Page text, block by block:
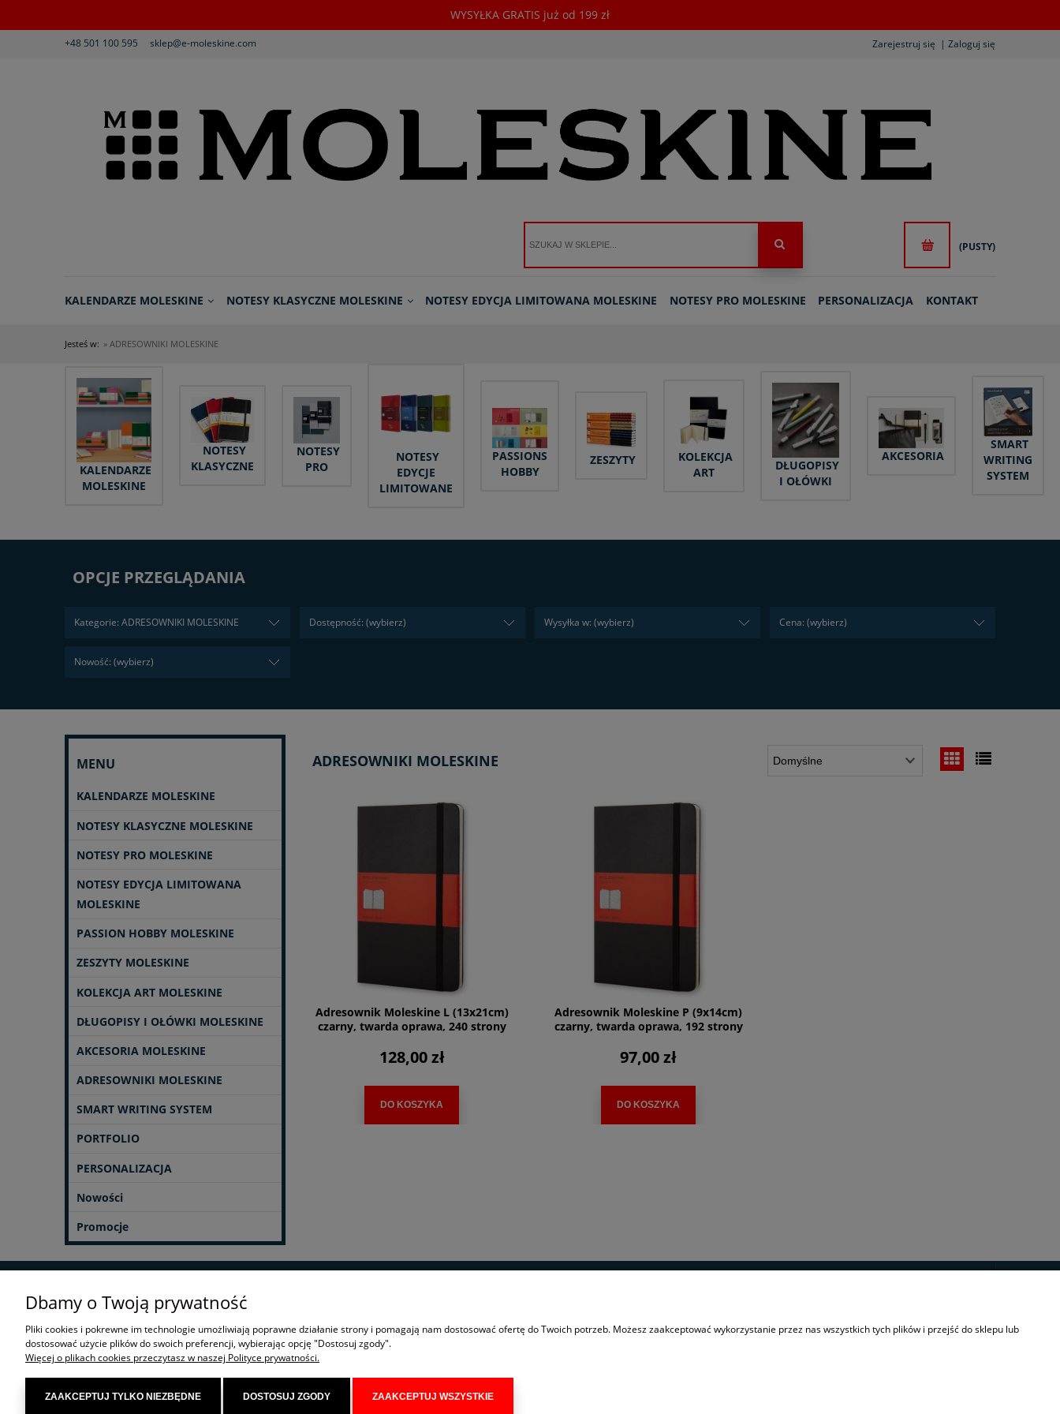
WYSYŁKA GRATIS już od 199 zł
Zarejestruj się Zaloguj się
+48 501 100 595 sklep@e-moleskine.com
(PUSTY)
KALENDARZE MOLESKINE NOTESY KLASYCZNE MOLESKINE NOTESY EDYCJA LIMITOWANA MOLESKINE NOTESY PRO MOLESKINE PERSONALIZACJA KONTAKT
REGULAMIN
Jesteś w: » ADRESOWNIKI MOLESKINE
KALENDARZE
MOLESKINE
NOTESY
KLASYCZNE
NOTESY
PRO
NOTESY
EDYCJE
LIMITOWANE
PASSIONS
HOBBY
ZESZYTY
KOLEKCJA
ART
DŁUGOPISY
I OŁÓWKI
AKCESORIA
SMART
WRITING
SYSTEM
OPCJE PRZEGLĄDANIA
Kategorie: ADRESOWNIKI MOLESKINE Dostępność: (wybierz) Wysyłka w: (wybierz) Cena: (wybierz)
Nowość: (wybierz)
MENU
KALENDARZE MOLESKINE
NOTESY KLASYCZNE MOLESKINE
NOTESY PRO MOLESKINE
NOTESY EDYCJA LIMITOWANA
MOLESKINE
PASSION HOBBY MOLESKINE
ZESZYTY MOLESKINE
KOLEKCJA ART MOLESKINE
DŁUGOPISY I OŁÓWKI MOLESKINE
AKCESORIA MOLESKINE
ADRESOWNIKI MOLESKINE
SMART WRITING SYSTEM
PORTFOLIO
PERSONALIZACJA
Nowości
Promocje
ADRESOWNIKI MOLESKINE
Adresownik Moleskine L (13x21cm)
czarny, twarda oprawa, 240 strony
128,00 zł
DO KOSZYKA
Adresownik Moleskine P (9x14cm)
czarny, twarda oprawa, 192 strony
97,00 zł
DO KOSZYKA
POMOC MOJE KONTO
Przechowalnia
INFORMACJE
Dbamy o Twoją prywatność
Pliki cookies i pokrewne im technologie umożliwiają poprawne działanie strony i pomagają nam dostosować ofertę do Twoich potrzeb. Możesz zaakceptować wykorzystanie przez nas wszystkich tych plików i przejść do sklepu lub
dostosować użycie plików do swoich preferencji, wybierając opcję "Dostosuj zgody".
Więcej o plikach cookies przeczytasz w naszej Polityce prywatności.
ZAAKCEPTUJ TYLKO NIEZBĘDNE DOSTOSUJ ZGODY ZAAKCEPTUJ WSZYSTKIE